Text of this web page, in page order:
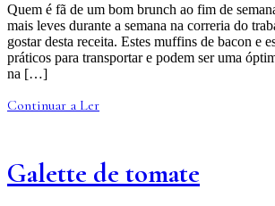
Quem é fã de um bom brunch ao fim de
mais leves durante a semana na correria do
gostar desta receita. Estes muffins de bacon e
práticos para transportar e podem ser uma
na […]
Continuar a Ler
Galette de tomate